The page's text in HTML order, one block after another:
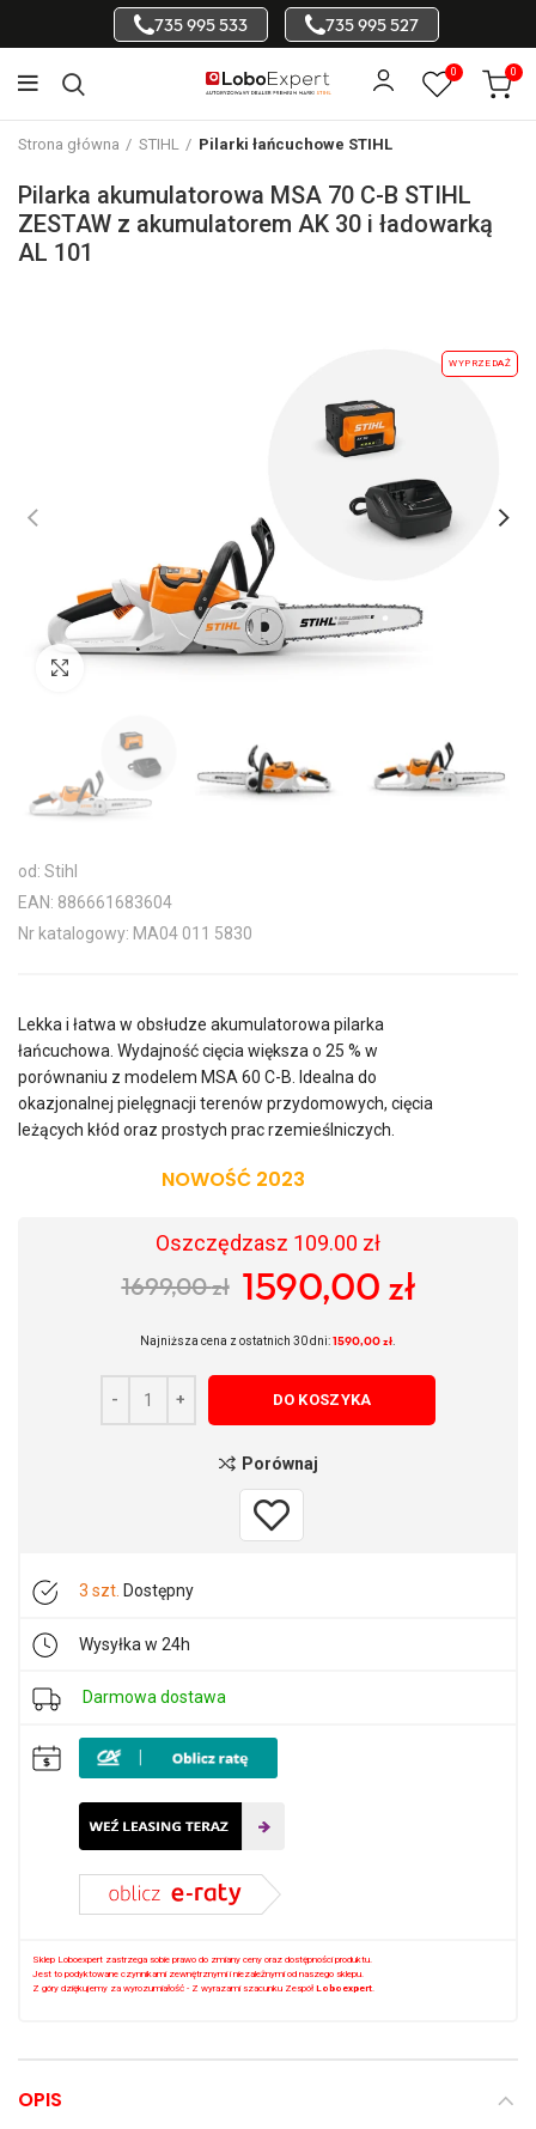
735 995 533 735 995 527
0 0
Strona główna STIHL Pilarki łańcuchowe STIHL
Pilarka akumulatorowa MSA 70 C-B STIHL
ZESTAW z akumulatorem AK 30 i ładowarką
AL 101
WYPRZEDAŻ
Kliknij aby powiększyć
od: Stihl
EAN: 886661683604
Nr katalogowy: MA04 011 5830
Lekka i łatwa w obsłudze akumulatorowa pilarka
łańcuchowa. Wydajność cięcia większa o 25 % w
porównaniu z modelem MSA 60 C-B. Idealna do
okazjonalnej pielęgnacji terenów przydomowych, cięcia
leżących kłód oraz prostych prac rzemieślniczych.
NOWOŚĆ 2023
Oszczędzasz 109.00 zł
1699,00zł
Pierwotna cena wynosiła: 1699,00 zł.
1590,00zł
Aktualna cena wynosi: 1590,00 zł.
Najniższa cena z ostatnich 30 dni:1590,00zł
DO KOSZYKA
Porównaj
3 szt. Dostępny
Wysyłka w 24h
Darmowa dostawa
Sklep Loboexpert zastrzega sobie prawo do zmiany ceny oraz dostępności produktu.
Jest to podyktowane czynnikami zewnętrznymi i niezależnymi od naszego sklepu.
Z góry dziękujemy za wyrozumiałość - Z wyrazami szacunku Zespół Loboexpert.
OPIS